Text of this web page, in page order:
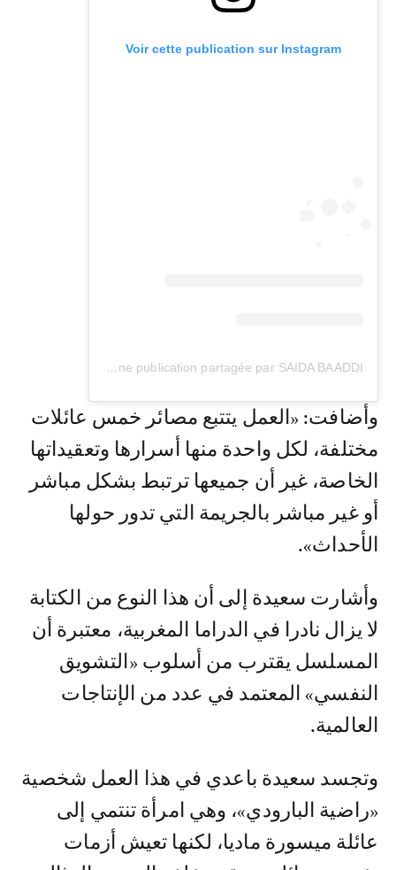
Voir cette publication sur Instagram
Une publication partagée par SAIDA BAADDI | سعيدة باعدي (@saidabaaddi_officiel)
وأضافت: «العمل يتتبع مصائر خمس عائلات
مختلفة، لكل واحدة منها أسرارها وتعقيداتها
الخاصة، غير أن جميعها ترتبط بشكل مباشر
أو غير مباشر بالجريمة التي تدور حولها
الأحداث».
وأشارت سعيدة إلى أن هذا النوع من الكتابة
لا يزال نادرا في الدراما المغربية، معتبرة أن
المسلسل يقترب من أسلوب «التشويق
النفسي» المعتمد في عدد من الإنتاجات
العالمية.
وتجسد سعيدة باعدي في هذا العمل شخصية
«راضية البارودي»، وهي امرأة تنتمي إلى
عائلة ميسورة ماديا، لكنها تعيش أزمات